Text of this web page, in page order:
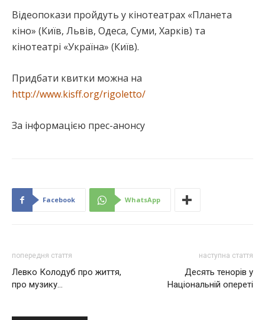
Відеопокази пройдуть у кінотеатрах «Планета
кіно» (Київ, Львів, Одеса, Суми, Харків) та
кінотеатрі «Україна» (Київ).
Придбати квитки можна на
http://www.kisff.org/rigoletto/
За інформацією прес-анонсу
Facebook WhatsApp
попередня стаття
Левко Колодуб про життя,
про музику…
наступна стаття
Десять тенорів у
Національній опереті